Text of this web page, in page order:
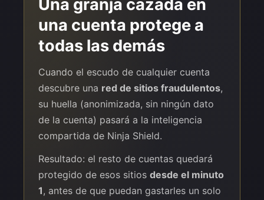
Una granja cazada en
una cuenta protege a
todas las demás
Cuando el escudo de cualquier cuenta
descubre una red de sitios fraudulentos,
su huella (anonimizada, sin ningún dato
de la cuenta) pasará a la inteligencia
compartida de Ninja Shield.
Resultado: el resto de cuentas quedará
protegido de esos sitios desde el minuto
1, antes de que puedan gastarles un solo